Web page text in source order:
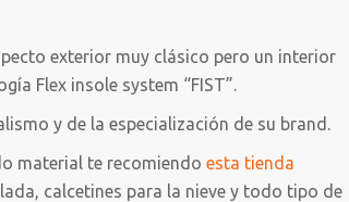
exterior muy clásico pero un interior
Flex insole system “FIST”.
y de la especialización de su brand.
material te recomiendo esta tienda
calcetines para la nieve y todo tipo de